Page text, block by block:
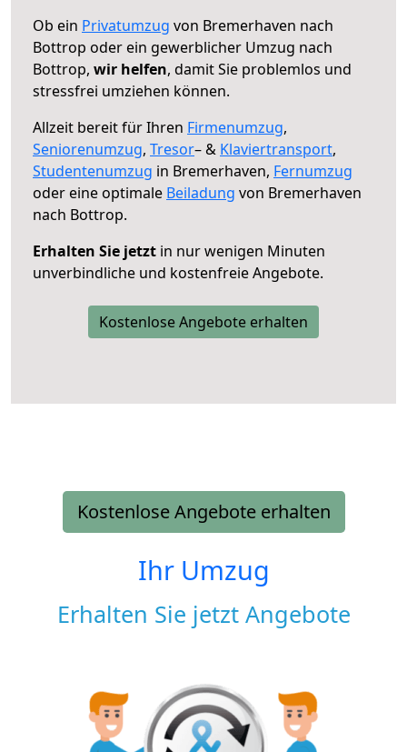
Ob ein Privatumzug von Bremerhaven nach
Bottrop oder ein gewerblicher Umzug nach
Bottrop, wir helfen, damit Sie problemlos und
stressfrei umziehen können.
Allzeit bereit für Ihren Firmenumzug,
Seniorenumzug, Tresor– & Klaviertransport,
Studentenumzug in Bremerhaven, Fernumzug
oder eine optimale Beiladung von Bremerhaven
nach Bottrop.
Erhalten Sie jetzt in nur wenigen Minuten
unverbindliche und kostenfreie Angebote.
Kostenlose Angebote erhalten
Kostenlose Angebote erhalten
Ihr Umzug
Erhalten Sie jetzt Angebote